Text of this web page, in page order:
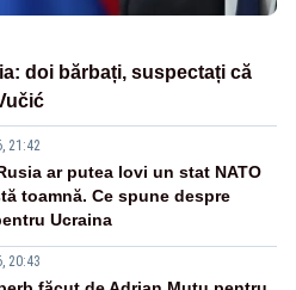
doi bărbați, suspectați că
21:42
ar putea lovi un stat NATO
toamnă. Ce spune despre
Ucraina
20:43